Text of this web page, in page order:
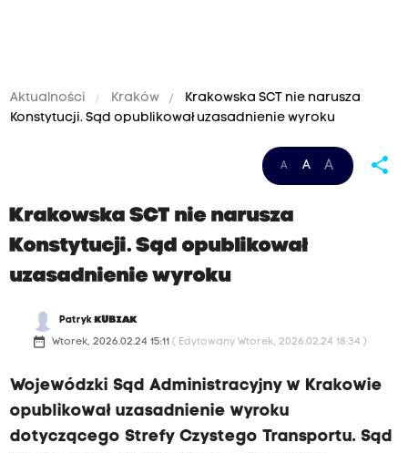
Aktualności Kraków
Krakowska SCT nie narusza
Konstytucji. Sąd opublikował uzasadnienie wyroku
A A A share
Krakowska SCT nie narusza
Konstytucji. Sąd opublikował
uzasadnienie wyroku
Patryk KUBIAK
date_range Wtorek, 2026.02.24 15:11 ( Edytowany Wtorek, 2026.02.24 18:34 )
Wojewódzki Sąd Administracyjny w Krakowie
opublikował uzasadnienie wyroku
dotyczącego Strefy Czystego Transportu. Sąd